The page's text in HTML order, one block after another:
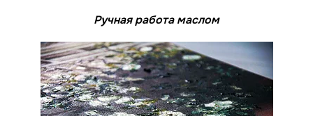
Ручная работа маслом